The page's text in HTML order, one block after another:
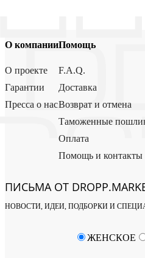
О компании
О проекте
Гарантии
Пресса о нас
Помощь
F.A.Q.
Доставка
Возврат и отмена
Таможенные
Оплата
Помощь и контакты
ПИСЬМА ОТ
НОВОСТИ, ИДЕИ, ПОДБОРКИ И
ЖЕНСКОЕ